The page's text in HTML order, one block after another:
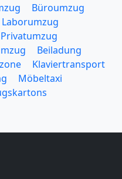
Büroumzug
Laborumzug
Privatumzug
Beiladung
Klaviertransport
Möbeltaxi